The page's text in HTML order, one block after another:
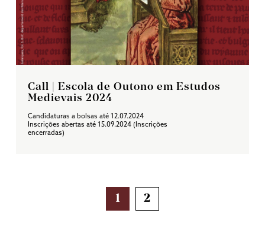
Call | Escola de Outono em Estudos
Medievais 2024
Candidaturas a bolsas até 12.07.2024
Inscrições abertas até 15.09.2024 (Inscrições
encerradas)
NAVEGAÇÃO
DE
1 2